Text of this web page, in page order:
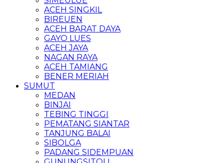
ACEH SINGKIL
BIREUEN
ACEH BARAT DAYA
GAYO LUES
ACEH JAYA
NAGAN RAYA
ACEH TAMIANG
BENER MERIAH
SUMUT
MEDAN
BINJAI
TEBING TINGGI
PEMATANG SIANTAR
TANJUNG BALAI
SIBOLGA
PADANG SIDEMPUAN